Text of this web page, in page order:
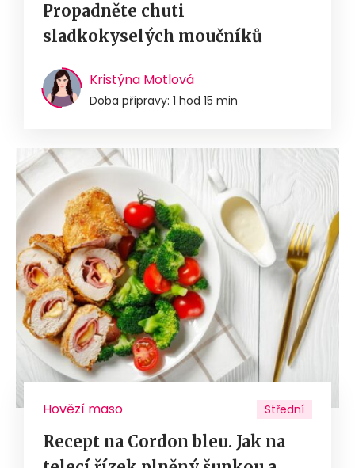
Propadněte chuti
sladkokyselých moučníků
Kristýna Motlová
Doba přípravy: 1 hod 15 min
Hovězí maso Střední
Recept na Cordon bleu. Jak na